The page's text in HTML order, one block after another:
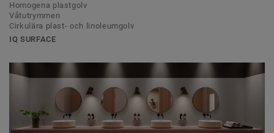
Homogena plastgolv
Våtutrymmen
Cirkulära plast- och linoleumgolv
IQ SURFACE